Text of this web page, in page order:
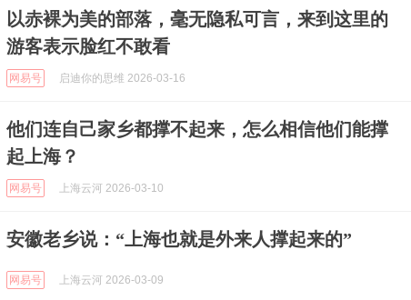
以赤裸为美的部落，毫无隐私可言，来到这里的
游客表示脸红不敢看
网易号 启迪你的思维 2026-03-16
他们连自己家乡都撑不起来，怎么相信他们能撑
起上海？
网易号 上海云河 2026-03-10
安徽老乡说：“上海也就是外来人撑起来的”
网易号 上海云河 2026-03-09